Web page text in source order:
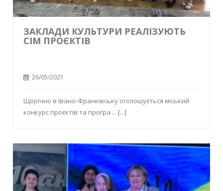
ЗАКЛАДИ КУЛЬТУРИ РЕАЛІЗУЮТЬ
СІМ ПРОЄКТІВ
26/05/2021
Щорічно в Івано-Франківську оголошується міський
конкурс проєктів та програ ... [...]